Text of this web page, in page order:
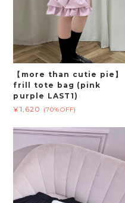
【more than cutie pie】
frill tote bag (pink
purple LAST1)
¥1,620
(70%OFF)